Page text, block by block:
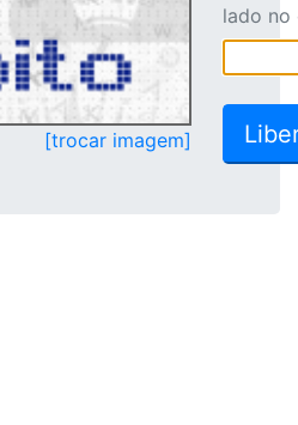
[trocar imagem]
lado no